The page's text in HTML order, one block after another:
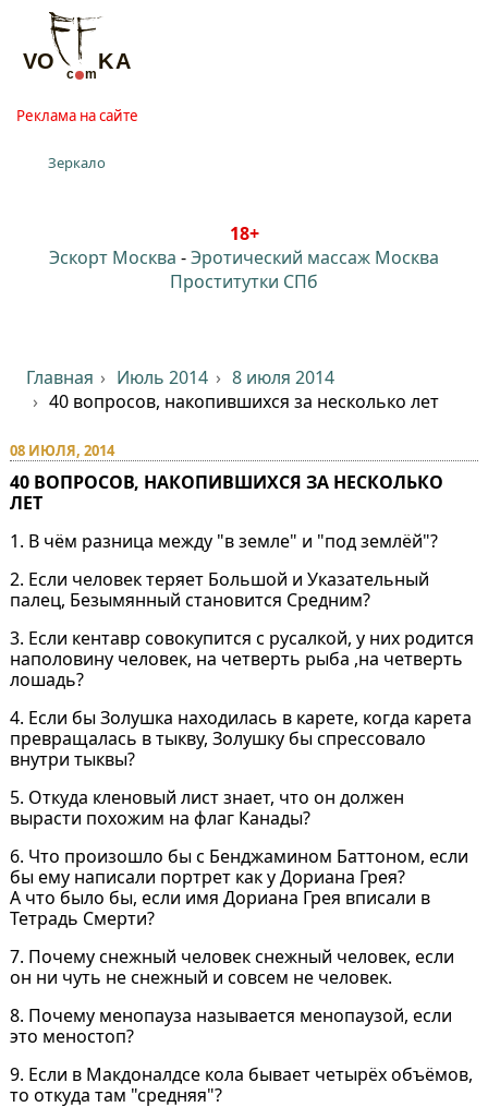
Реклама на сайте
Зеркало
18+
Эскорт Москва -Эротический массаж Москва
Проститутки СПб
Главная Июль 2014
8 июля 2014
40 вопросов, накопившихся за несколько лет
08 ИЮЛЯ, 2014
40 ВОПРОСОВ, НАКОПИВШИХСЯ ЗА НЕСКОЛЬКО
ЛЕТ
1. В чём разница между "в земле" и "под землёй"?
2. Если человек теряет Большой и Указательный
палец, Безымянный становится Средним?
3. Если кентавр совокупится с русалкой, у них родится
наполовину человек, на четверть рыба ,на четверть
лошадь?
4. Если бы Золушка находилась в карете, когда карета
превращалась в тыкву, Золушку бы спрессовало
внутри тыквы?
5. Откуда кленовый лист знает, что он должен
вырасти похожим на флаг Канады?
6. Что произошло бы с Бенджамином Баттоном, если
бы ему написали портрет как у Дориана Грея?
А что было бы, если имя Дориана Грея вписали в
Тетрадь Смерти?
7. Почему снежный человек снежный человек, если
он ни чуть не снежный и совсем не человек.
8. Почему менопауза называется менопаузой, если
это меностоп?
9. Если в Макдоналдсе кола бывает четырёх объёмов,
то откуда там "средняя"?